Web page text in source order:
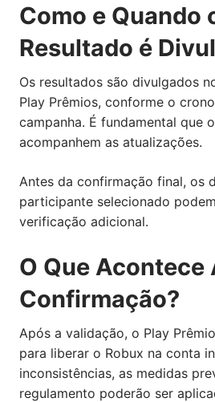
Como e Quando
Resultado é
Os resultados são divulgados
Play Prêmios, conforme o
campanha. É fundamental que
acompanhem as atualizações.
Antes da confirmação final, os
participante selecionado
verificação adicional.
O Que Acontece
Confirmação?
Após a validação, o Play
para liberar o Robux na conta
inconsistências, as medidas
regulamento poderão ser